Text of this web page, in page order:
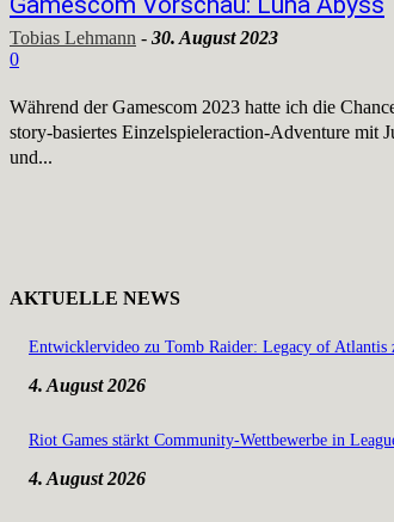
Tobias Lehmann - 30. August 2023
0
Während der Gamescom 2023 hatte ich die
story-basiertes Einzelspieleraction-Adventure
und...
AKTUELLE NEWS
Entwicklervideo zu Tomb Raider: Legacy of
4. August 2026
Riot Games stärkt Community-Wettbewerbe in
4. August 2026